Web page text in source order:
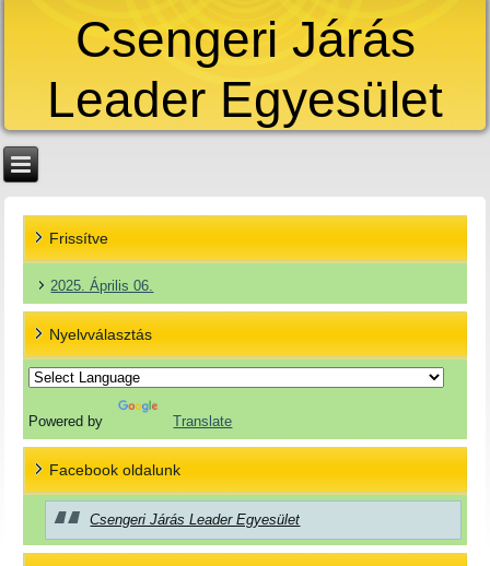
Csengeri Járás
Leader Egyesület
Frissítve
2025. Április 06.
Nyelvválasztás
Powered by Translate
Facebook oldalunk
Csengeri Járás Leader Egyesület